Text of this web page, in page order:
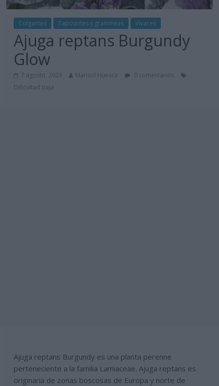
Colgantes Tapizantes y gramíneas Vivaces
Ajuga reptans Burgundy
Glow
7 agosto, 2023 Marisol Huesca
0 comentarios
Dificultad baja
Ajuga reptans Burgundy es una planta perenne
perteneciente a la familia Lamiaceae. Ajuga reptans es
originaria de zonas boscosas de Europa y norte de